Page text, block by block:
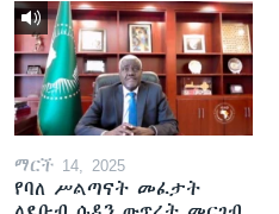
ማርች 14, 2025
የባለ ሥልጣናት መፈታት